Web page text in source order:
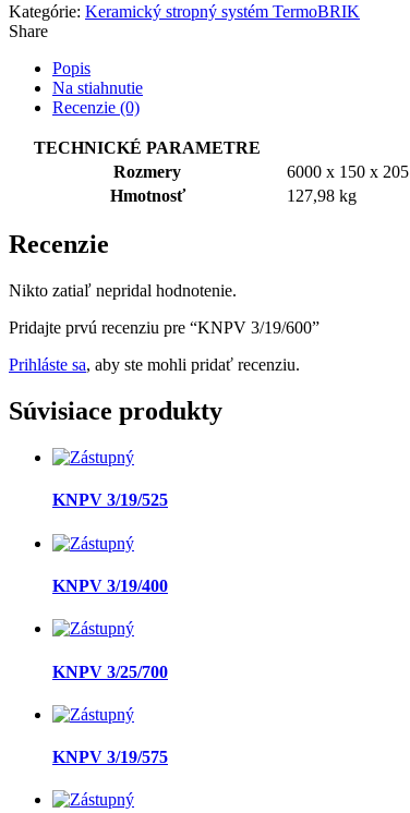
Kategórie: Keramický stropný systém TermoBRIK
Share
Popis
Na stiahnutie
Recenzie (0)
TECHNICKÉ PARAMETRE
Rozmery
6000 x 150 x 205
Hmotnosť
127,98 kg
Recenzie
Nikto zatiaľ nepridal hodnotenie.
Pridajte prvú recenziu pre “KNPV 3/19/600”
Prihláste sa, aby ste mohli pridať recenziu.
Súvisiace produkty
KNPV 3/19/525
KNPV 3/19/400
KNPV 3/25/700
KNPV 3/19/575